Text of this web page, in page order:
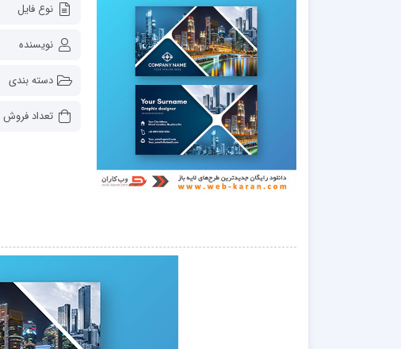
نوع فایل
نویسنده
دسته بندی
تعداد فروش